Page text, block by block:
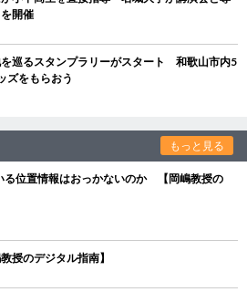
開催
巡るスタンプラリーがスタート 和歌山市内5
ズをもらおう
もっと見る
る位置情報はおっかないのか 【岡嶋教授の
授のデジタル指南】